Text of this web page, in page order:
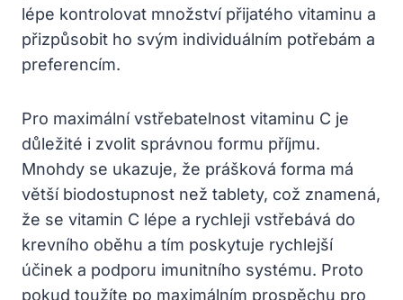
lépe kontrolovat množství⁢ přijatého vitaminu a
přizpůsobit ho svým individuálním potřebám ⁤a
preferencím.
Pro maximální‍ vstřebatelnost vitaminu ‌C je
důležité i zvolit správnou formu příjmu.
Mnohdy se ukazuje, ⁣že prášková forma⁤ má​
větší biodostupnost ​než tablety, což ​znamená,
‍že se vitamin C lépe ⁤a ⁣rychleji vstřebává ⁣do
‍krevního oběhu a tím poskytuje rychlejší
‌účinek a‍ podporu‍ imunitního systému. ​Proto
pokud toužíte‌ po maximálním prospěchu pro